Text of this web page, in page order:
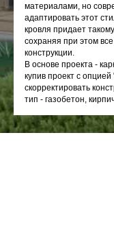
материалами, но
адаптировать этот
кровля придает
сохраняя при этом
конструкции.
В основе проекта -
купив проект с
скорректировать
тип - газобетон,